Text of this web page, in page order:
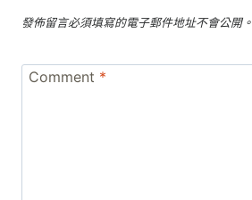
發佈留言必須填寫的電子郵件地址不會公開。
Comment *